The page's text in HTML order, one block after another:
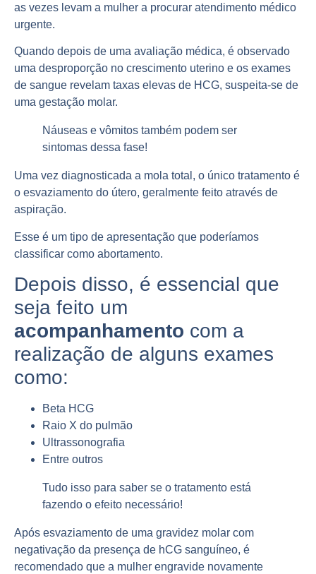
as vezes levam a mulher a procurar atendimento médico
urgente.
Quando depois de uma avaliação médica, é observado
uma desproporção no crescimento uterino e os exames
de sangue revelam taxas elevas de HCG, suspeita-se de
uma gestação molar.
Náuseas e vômitos também podem ser
sintomas dessa fase!
Uma vez diagnosticada a mola total, o único tratamento é
o esvaziamento do útero, geralmente feito através de
aspiração.
Esse é um tipo de apresentação que poderíamos
classificar como abortamento.
Depois disso, é essencial que
seja feito um
acompanhamento com a
realização de alguns exames
como:
Beta HCG
Raio X do pulmão
Ultrassonografia
Entre outros
Tudo isso para saber se o tratamento está
fazendo o efeito necessário!
Após esvaziamento de uma gravidez molar com
negativação da presença de hCG sanguíneo, é
recomendado que a mulher engravide novamente